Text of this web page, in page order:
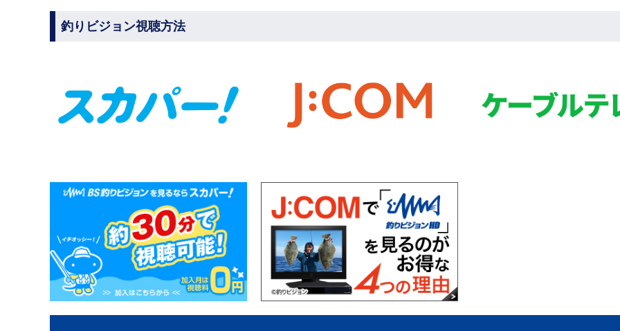
釣りビジョン視聴方法